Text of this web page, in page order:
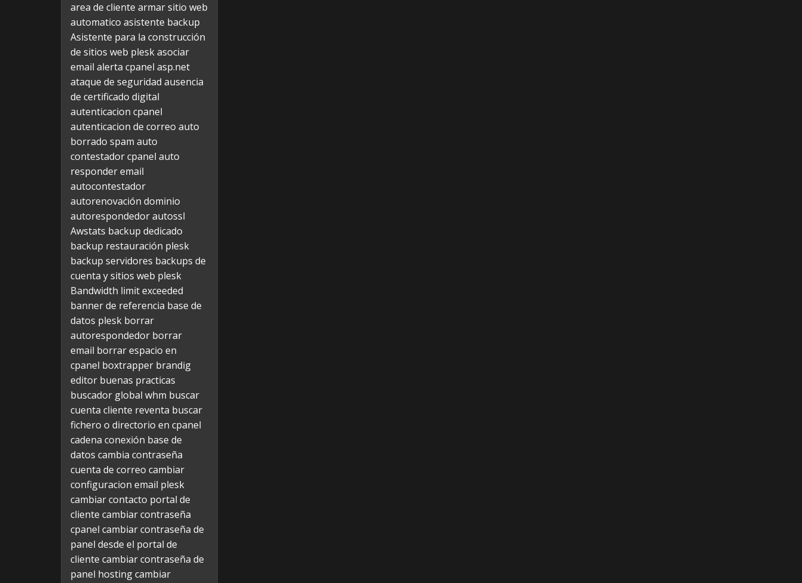
area de cliente armar sitio web
automatico asistente backup
Asistente para la construcción
de sitios web pleskasociar
email alerta cpanel asp.net
ataque de seguridad ausencia
de certificado digital
autenticacion cpanel
autenticacion de correo auto
borrado spam auto
contestador cpanel auto
responder email
autocontestador
autorenovación dominio
autorespondedorautossl
Awstats backup dedicado
backup restauración plesk
backup servidores backups de
cuenta y sitios web plesk
Bandwidth limit exceeded
banner de referencia base de
datos plesk borrar
autorespondedor borrar
email borrar espacio en
cpanel boxtrapper brandig
editor buenas practicas
buscador global whm buscar
cuenta cliente reventa buscar
fichero o directorio en cpanel
cadena conexión base de
datos cambia contraseña
cuenta de correo cambiar
configuracion email plesk
cambiar contacto portal de
cliente cambiar contraseña
cpanel cambiar contraseña de
panel desde el portal de
cliente cambiar contraseña de
panel hostingcambiar